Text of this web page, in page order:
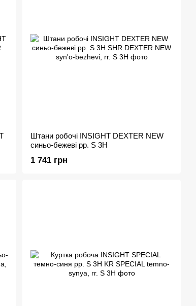
Штани робочі INSIGHT DEXTER NEW
синьо-бежеві рр. S 3H
1 741 грн